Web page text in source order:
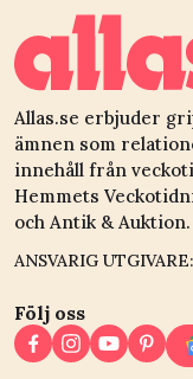
Allas.se erbjuder
ämnen som
innehåll från
Hemmets
och Antik & Auktion.
ANSVARIG
Följ oss